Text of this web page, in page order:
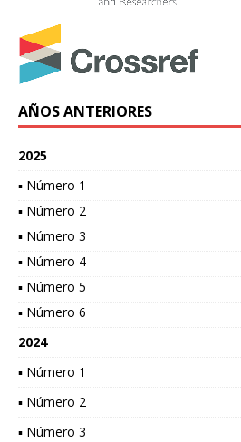
AÑOS ANTERIORES
2025
▪ Número 1
▪ Número 2
▪ Número 3
▪ Número 4
▪ Número 5
▪ Número 6
2024
▪ Número 1
▪ Número 2
▪ Número 3